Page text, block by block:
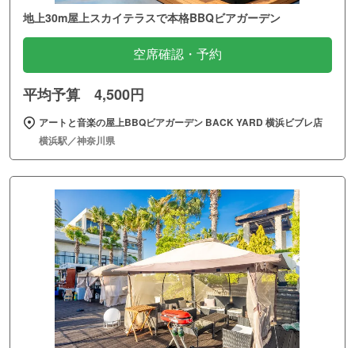
地上30m屋上スカイテラスで本格BBQビアガーデン
空席確認・予約
平均予算 4,500円
アートと音楽の屋上BBQビアガーデン BACK YARD 横浜ビブレ店
横浜駅／神奈川県